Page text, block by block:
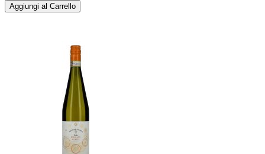
Aggiungi al Carrello